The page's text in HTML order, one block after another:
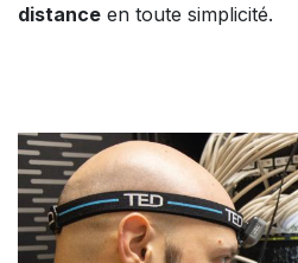
distance en toute simplicité.